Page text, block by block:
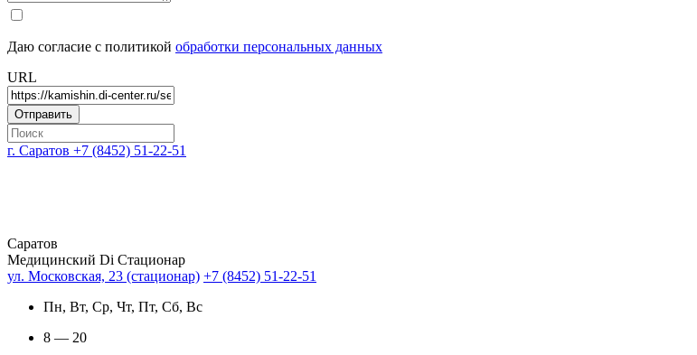
Даю согласие с политикой обработки персональных данных
URL
г. Саратов +7 (8452) 51-22-51
Саратов
Медицинский Di Стационар
ул. Московская, 23 (стационар) +7 (8452) 51-22-51
Пн, Вт, Ср, Чт, Пт, Сб, Вс
8 — 20